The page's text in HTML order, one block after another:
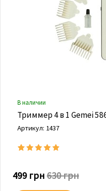
В наличии
Триммер 4 в 1 Gemei
Артикул: 1437
499 грн 630 грн